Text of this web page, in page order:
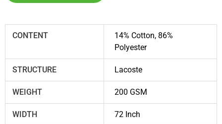
CONTENT
14% Cotton, 86%
Polyester
STRUCTURE Lacoste
WEIGHT 200 GSM
WIDTH 72 Inch